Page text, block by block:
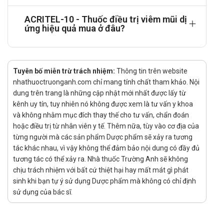
Không dùng cho trẻ em dưới 6 tuổi.
Lưu ý khi sử dụng ACRITEL-10
Bạn bị động kinh hoặc có các nguy cơ bị co giật.
Bạn bị suy thận. Có thể bác sỹ sẽ cho bạn dùng liều thấp hơn.
Bạn có các yếu tố nguy cơ gây bí tiểu như tổn thương tủy
sống, tăng sản tuyến tiền liệt.
Dạng bào chế này không phù hợp để sử dụng cho trẻ em dưới
6 tuổi.
Sử dụng cho phụ nữ có thai hoặc đang
cho con bú
Tham khảo ý kiến của bác sĩ trước khi dùng cho phụ nữ có
thai hoặc đang cho con bú.
ACRITEL-10 - Thuốc điều trị viêm mũi dị
ứng hiệu quả mua ở đâu?
Tuyên bố miễn trừ trách nhiệm: Thông tin trên website
nhathuoctruonganh.com chỉ mang tính chất tham khảo. Nội
dung trên trang là những cập nhật mới nhất được lấy từ
kênh uy tín, tuy nhiên nó không được xem là tư vấn y khoa
và không nhằm mục đích thay thế cho tư vấn, chẩn đoán
hoặc điều trị từ nhân viên y tế. Thêm nữa, tùy vào cơ địa của
từng người mà các sản phẩm Dược phẩm sẽ xảy ra tương
tác khác nhau, vì vậy không thể đảm bảo nội dung có đầy đủ
tương tác có thể xảy ra. Nhà thuốc Trường Anh sẽ không
chịu trách nhiệm với bất cứ thiệt hại hay mất mát gì phát
sinh khi bạn tự ý sử dụng Dược phẩm mà không có chỉ định
sử dụng của bác sĩ.